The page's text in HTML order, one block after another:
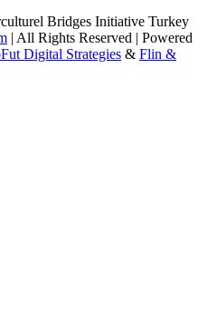
Bridges Initiative Turkey
| All Rights Reserved | Powered
Digital Strategies & Flin &